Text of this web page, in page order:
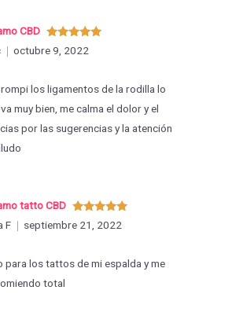
Valorado
con5de 5
CBD
octubre 9, 2022
los ligamentos de la rodilla lo
muy bien, me calma el dolor y el
por las sugerencias y la atención
Valorado
con 5de 5
tatto CBD
F
septiembre 21, 2022
para los tattos de mi espalda y me
total